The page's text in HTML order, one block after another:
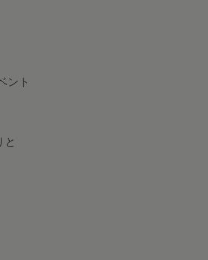
ント
と